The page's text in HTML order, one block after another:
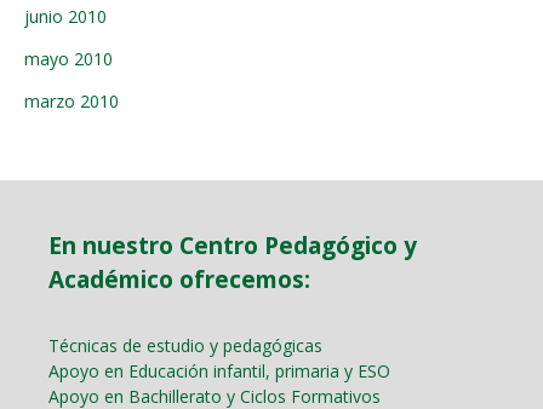
junio 2010
mayo 2010
marzo 2010
En nuestro Centro Pedagógico y
Académico ofrecemos:
Técnicas de estudio y pedagógicas
Apoyo en Educación infantil, primaria y ESO
Apoyo en Bachillerato y Ciclos Formativos